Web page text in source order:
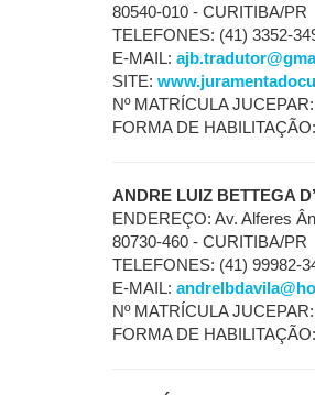
80540-010 - CURITIBA/PR
TELEFONES: (41) 3352-
E-MAIL:
SITE:
Nº MATRÍCULA
FORMA DE
ANDRE LUIZ BETTEGA
ENDEREÇO: Av. Alferes
80730-460 - CURITIBA/PR
TELEFONES: (41) 99982-
E-MAIL:
Nº MATRÍCULA
FORMA DE